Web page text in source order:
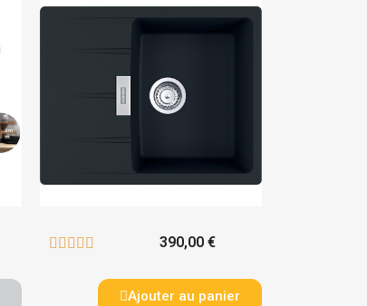
     390,00 €
Ajouter au panier